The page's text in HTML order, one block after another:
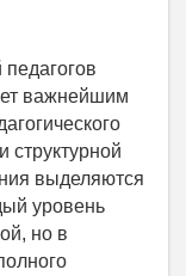
важнейшим
структурной
выделяются
уровень
но в